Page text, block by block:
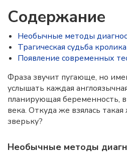
Содержание
Необычные методы
Трагическая судьба кролика
Появление современных
Фраза звучит пугающе, но
услышать каждая
планирующая беременность,
века. Откуда же взялась
зверьку?
Необычные методы